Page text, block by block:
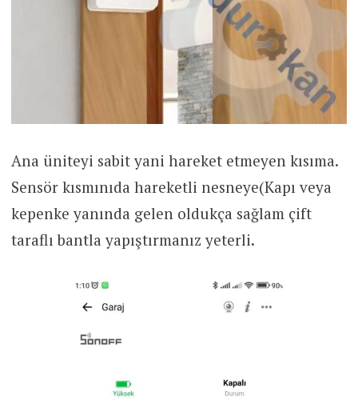
Ana üniteyi sabit yani hareket etmeyen kısıma.
Sensör kısmınıda hareketli nesneye(Kapı veya
kepenke yanında gelen oldukça sağlam çift
taraflı bantla yapıştırmanız yeterli.